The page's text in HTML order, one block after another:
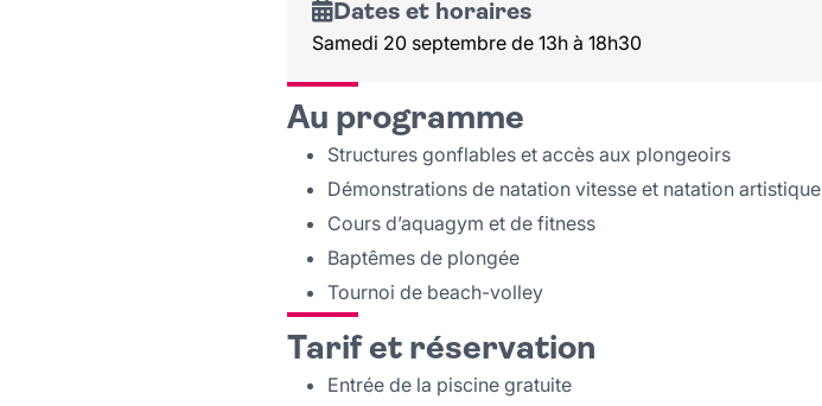
Dates et horaires
Samedi 20 septembre de 13h à 18h30
Au programme
Structures gonflables et accès aux plongeoirs
Démonstrations de natation vitesse et natation artistique
Cours d’aquagym et de fitness
Baptêmes de plongée
Tournoi de beach-volley
Tarif et réservation
Entrée de la piscine gratuite